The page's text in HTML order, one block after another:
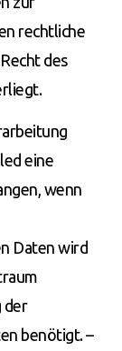
rechtliche
des
eine
wenn
Daten wird
der
benötigt. –